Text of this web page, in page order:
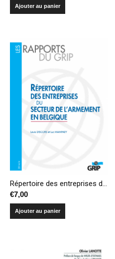
Ajouter au panier
Répertoire des entreprises du secteur de l’armement en Belgique
€7,00
Ajouter au panier